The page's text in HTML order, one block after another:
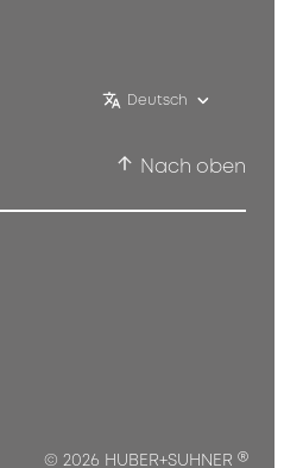
Deutsch
Nach oben
© 2026 HUBER+SUHNER